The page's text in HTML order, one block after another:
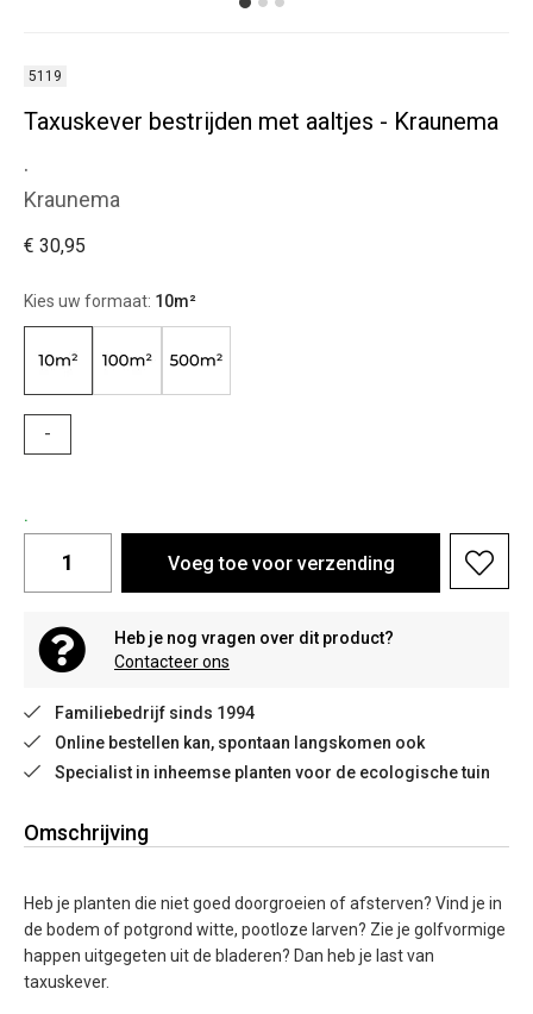
5119
Taxuskever bestrijden met aaltjes - Kraunema
.
Kraunema
€ 30,95
Kies uw formaat: 10m²
-
.
Voeg toe voor verzending
Heb je nog vragen over dit product?
Contacteer ons
Familiebedrijf sinds 1994
Online bestellen kan, spontaan langskomen ook
Specialist in inheemse planten voor de ecologische tuin
Omschrijving
Heb je planten die niet goed doorgroeien of afsterven? Vind je in
de bodem of potgrond witte, pootloze larven? Zie je golfvormige
happen uitgegeten uit de bladeren? Dan heb je last van
taxuskever.